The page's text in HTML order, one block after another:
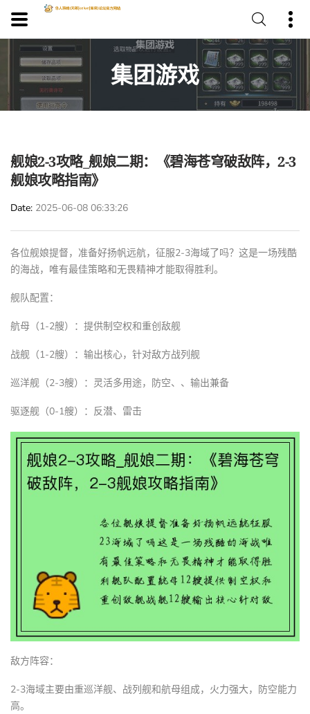
集团游戏
舰娘2-3攻略_舰娘二期：《碧海苍穹破敌阵，2-3
舰娘攻略指南》
Date 2025-06-08 06:33:26
各位舰娘提督，准备好扬帆远航，征服2-3海域了吗？这是一场残酷
的海战，唯有最佳策略和无畏精神才能取得胜利。
舰队配置：
航母（1-2艘）：提供制空权和重创敌舰
战舰（1-2艘）：输出核心，针对敌方战列舰
巡洋舰（2-3艘）：灵活多用途，防空、、输出兼备
驱逐舰（0-1艘）：反潜、雷击
敌方阵容：
2-3海域主要由重巡洋舰、战列舰和航母组成，火力强大，防空能力
高。